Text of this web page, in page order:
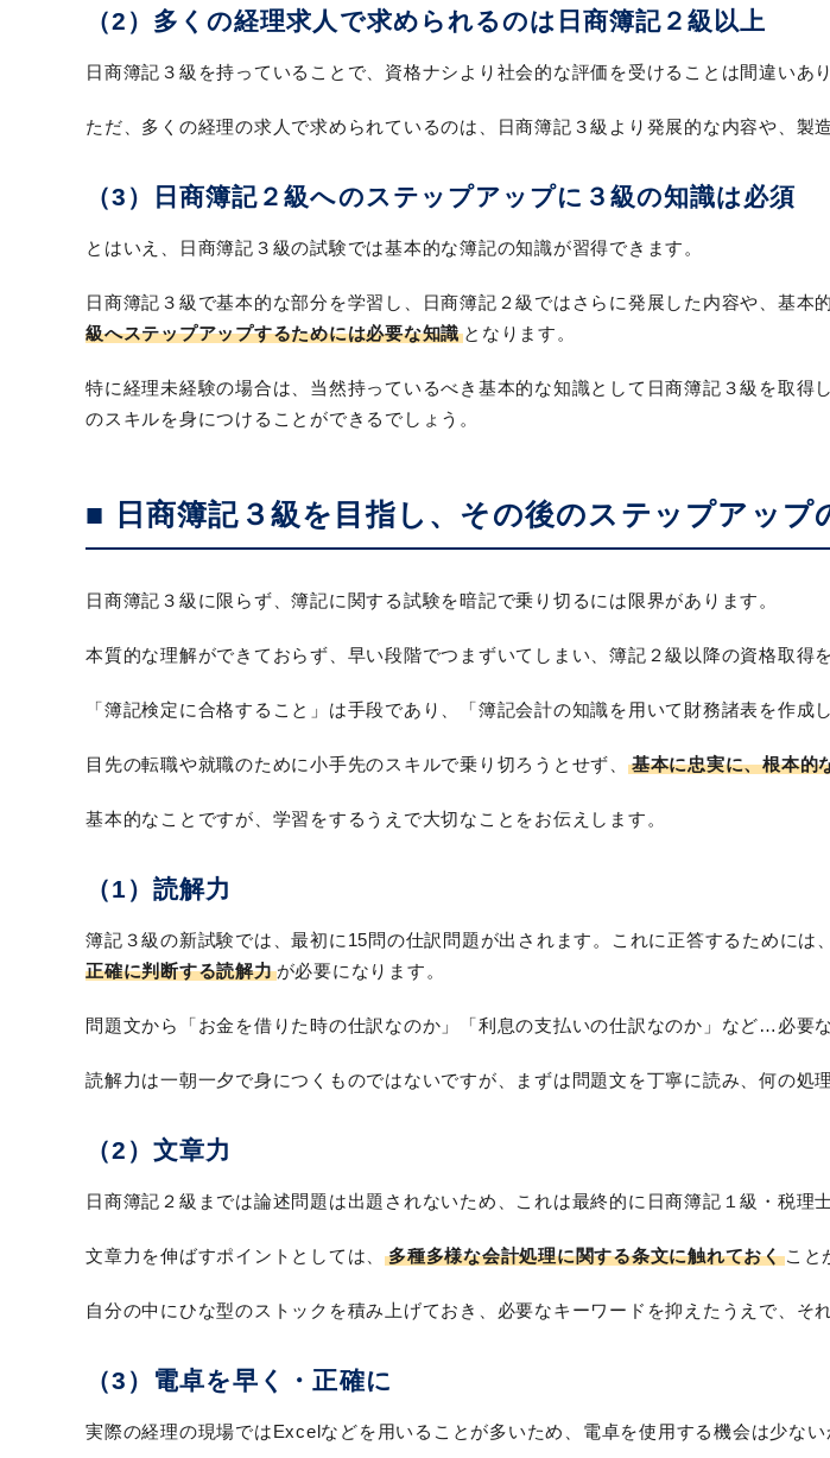
（2）多くの経理求人で求められるのは日商簿記２級以上
日商簿記３級を持っていることで、資格ナシより社会的な評価を受けることは間違いあり
ただ、多くの経理の求人で求められているのは、日商簿記３級より発展的な内容や、製
（3）日商簿記２級へのステップアップに３級の知識は必須
とはいえ、日商簿記３級の試験では基本的な簿記の知識が習得できます。
日商簿記３級で基本的な部分を学習し、日商簿記２級ではさらに発展した内容や、基
級へステップアップするためには必要な知識 となります。
特に経理未経験の場合は、当然持っているべき基本的な知識として日商簿記３級を取
のスキルを身につけることができるでしょう。
■ 日商簿記３級を目指し、その後のステップアップ
日商簿記３級に限らず、簿記に関する試験を暗記で乗り切るには限界があります。
本質的な理解ができておらず、早い段階でつまずいてしまい、簿記２級以降の資格取得
「簿記検定に合格すること」は手段であり、「簿記会計の知識を用いて財務諸表を作成
目先の転職や就職のために小手先のスキルで乗り切ろうとせず、 基本に忠実に、根本的
基本的なことですが、学習をするうえで大切なことをお伝えします。
（1）読解力
簿記３級の新試験では、最初に15問の仕訳問題が出されます。これに正答するためには、
正確に判断する読解力が必要になります。
問題文から「お金を借りた時の仕訳なのか」「利息の支払いの仕訳なのか」など…必要
読解力は一朝一夕で身につくものではないですが、まずは問題文を丁寧に読み、何の処
（2）文章力
日商簿記２級までは論述問題は出題されないため、これは最終的に日商簿記１級・税理
文章力を伸ばすポイントとしては、 多種多様な会計処理に関する条文に触れておくこと
自分の中にひな型のストックを積み上げておき、必要なキーワードを抑えたうえで、
（3）電卓を早く・正確に
実際の経理の現場ではExcelなどを用いることが多いため、電卓を使用する機会は少ない